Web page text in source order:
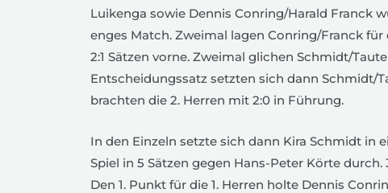
Luikenga sowie Dennis Conring/Harald Franck
enges Match. Zweimal lagen Conring/Franck für
2:1 Sätzen vorne. Zweimal glichen Schmidt/
Entscheidungssatz setzten sich dann Schmidt/
brachten die 2. Herren mit 2:0 in Führung.
In den Einzeln setzte sich dann Kira Schmidt in
Spiel in 5 Sätzen gegen Hans-Peter Körte durch.
Den 1. Punkt für die 1. Herren holte Dennis